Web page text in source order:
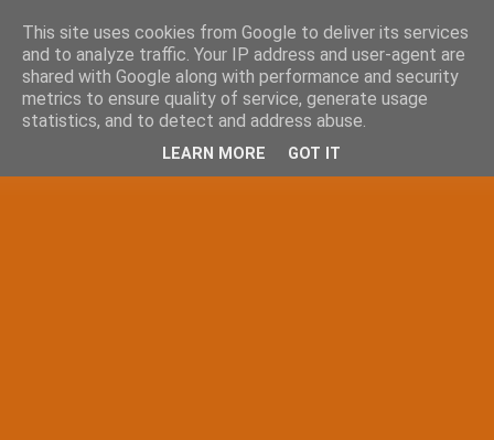
This site uses cookies from Google to deliver its services
and to analyze traffic. Your IP address and user-agent are
shared with Google along with performance and security
metrics to ensure quality of service, generate usage
statistics, and to detect and address abuse.
LEARN MORE GOT IT